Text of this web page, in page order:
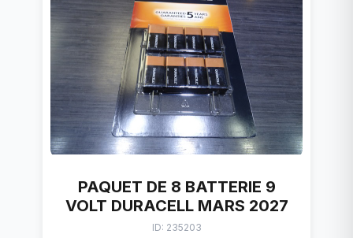
PAQUET DE 8 BATTERIE 9
VOLT DURACELL MARS 2027
ID: 235203